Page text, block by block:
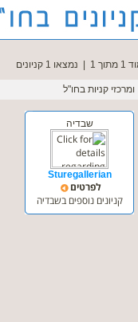
נמצאו 1 קניונים 1
קניות בחו"ל
שבדיה
Sturegallerian
לפרטים
קניונים נוספים בשבדיה